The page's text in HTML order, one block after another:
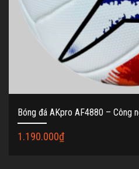
Bóng đá AKpro AF4880 – Công
1.190.000₫